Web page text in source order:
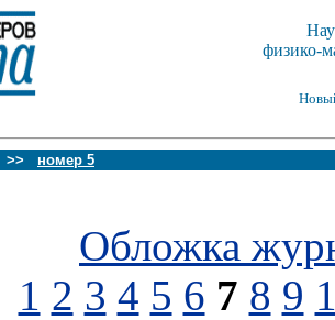
физико-
>> номер 5
Обложка
1 2 3 4 5 6 7 8 9